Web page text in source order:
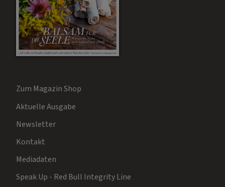
Zum Magazin Shop
Aktuelle Ausgabe
Newsletter
Kontakt
Mediadaten
Speak Up - Red Bull Integrity Line